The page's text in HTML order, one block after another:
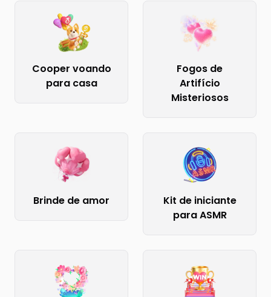
Cooper voando
para casa
Fogos de
Artifício
Misteriosos
Brinde de amor
Kit de iniciante
para ASMR